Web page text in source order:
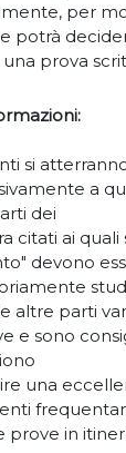
per
potrà
prova
si
a
dei
citati ai quali
devono
altre parti
e sono
una
prove in